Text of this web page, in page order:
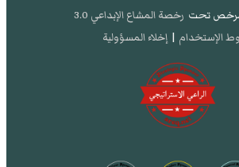
تحت رخصة المشاع الإبداعي 3.0
الإستخدام | إخلاء المسؤولية